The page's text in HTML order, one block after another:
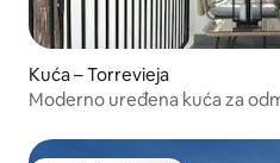
Kuća – Torrevieja
Moderno uređena kuća za